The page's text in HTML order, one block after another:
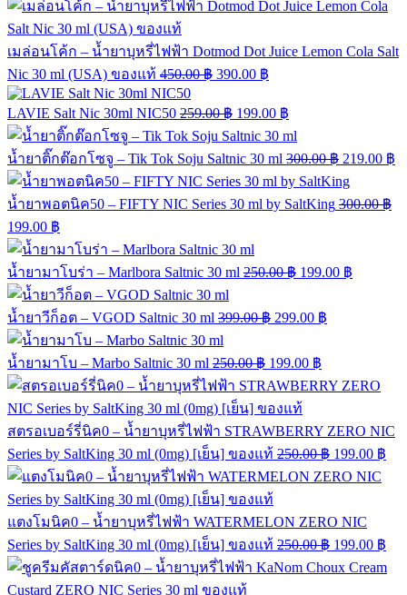
เมล่อนโค้ก – น้ำยาบุหรี่ไฟฟ้า Dotmod Dot Juice Lemon Cola Salt
Nic 30 ml (USA) ของแท้ 450.00฿ 390.00 ฿
LAVIE Salt Nic 30ml NIC50 259.00฿ 199.00 ฿
น้ำยาติ๊กต๊อกโซจู – Tik Tok Soju Saltnic 30 ml 300.00฿ 219.00 ฿
น้ำยาพอตนิค50 – FIFTY NIC Series 30 ml by SaltKing 300.00฿
199.00 ฿
น้ำยามาโบร่า – Marlbora Saltnic 30 ml 250.00฿ 199.00 ฿
น้ำยาวีก็อต – VGOD Saltnic 30 ml 399.00฿ 299.00 ฿
น้ำยามาโบ – Marbo Saltnic 30 ml 250.00฿ 199.00 ฿
สตรอเบอร์รี่นิค0 – น้ำยาบุหรี่ไฟฟ้า STRAWBERRY ZERO NIC
Series by SaltKing 30 ml (0mg) [เย็น] ของแท้ 250.00฿ 199.00 ฿
แตงโมนิค0 – น้ำยาบุหรี่ไฟฟ้า WATERMELON ZERO NIC
Series by SaltKing 30 ml (0mg) [เย็น] ของแท้ 250.00฿ 199.00 ฿